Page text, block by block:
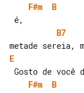
F#m
B
B7
E
F#m
B